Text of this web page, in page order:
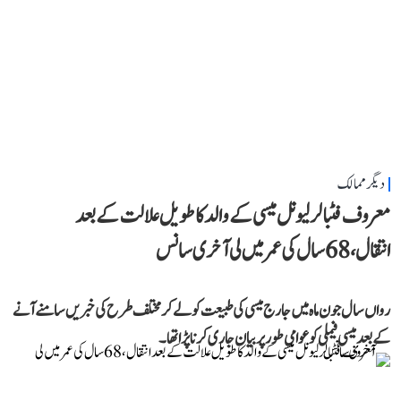
دیگر ممالک
معروف فٹبالر لیونل میسی کے والد کا طویل علالت کے بعد
انتقال، 68 سال کی عمر میں لی آخری سانس
رواں سال جون ماہ میں جارج میسی کی طبیعت کو لے کر مختلف طرح کی خبریں سامنے آنے
کے بعد میسی فیملی کو عوامی طور پر بیان جاری کرنا پڑا تھا۔